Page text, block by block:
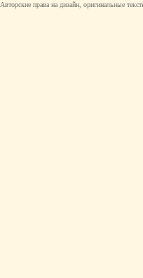
Авторские права на дизайн, оригинальные